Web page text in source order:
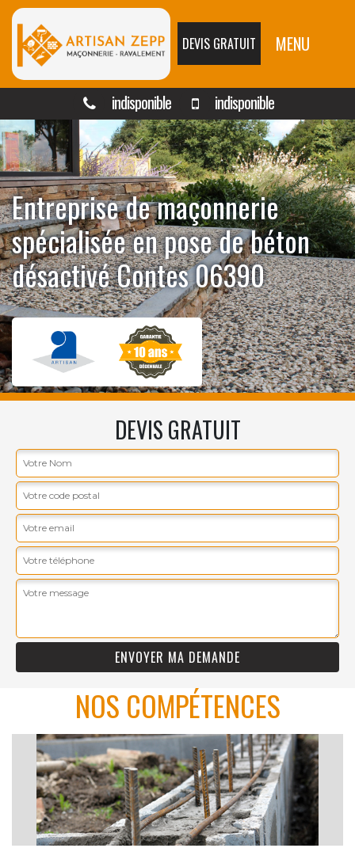
DEVIS GRATUIT MENU
indisponible indisponible
Entreprise de maçonnerie
spécialisée en pose de béton
désactivé Contes 06390
DEVIS GRATUIT
NOS COMPÉTENCES